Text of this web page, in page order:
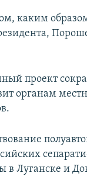
каким
проект
органам
в Луганске и